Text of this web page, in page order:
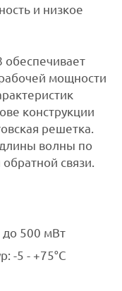
и низкое
обеспечивает
мощности
конструкции
решетка.
волны по
связи.
500 мВт
-5 - +75°C